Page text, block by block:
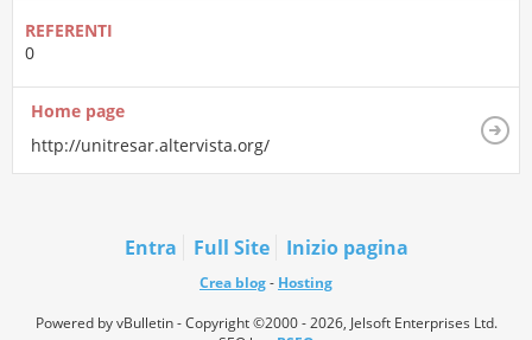
REFERENTI
0
Home page
http://unitresar.altervista.org/
Entra Full Site Inizio pagina
Crea blog- Hosting
Powered by vBulletin - Copyright ©2000 - 2026, Jelsoft Enterprises Ltd.